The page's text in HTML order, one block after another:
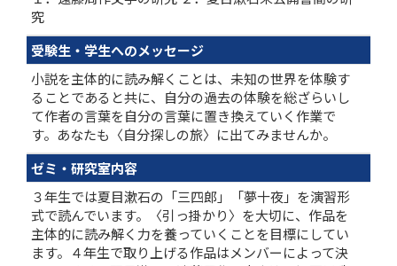
究
受験生・学生へのメッセージ
小説を主体的に読み解くことは、未知の世界を体験す
ることであると共に、自分の過去の体験を総ざらいし
て作者の言葉を自分の言葉に置き換えていく作業で
す。あなたも〈自分探しの旅〉に出てみませんか。
ゼミ・研究室内容
３年生では夏目漱石の「三四郎」「夢十夜」を演習形
式で読んでいます。〈引っ掛かり〉を大切に、作品を
主体的に読み解く力を養っていくことを目標にしてい
ます。４年生で取り上げる作品はメンバーによって決